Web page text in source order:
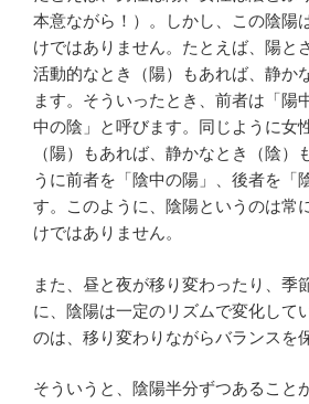
本意ながら！）。しかし、この陰陽
けではありません。たとえば、陽と
活動的なとき（陽）もあれば、静か
ます。そういったとき、前者は「陽
中の陰」と呼びます。同じように女
（陽）もあれば、静かなとき（陰）
うに前者を「陰中の陽」、後者を「
す。このように、陰陽というのは常
けではありません。
また、昼と夜が移り変わったり、季
に、陰陽は一定のリズムで変化して
のは、移り変わりながらバランスを
そういうと、陰陽半分ずつあること